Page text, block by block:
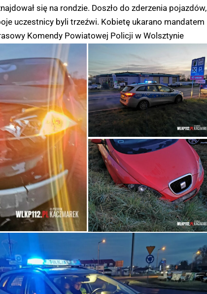
się na rondzie. Doszło do zderzenia pojazdów,
uczestnicy byli trzeźwi. Kobietę ukarano mandatem
Komendy Powiatowej Policji w Wolsztynie